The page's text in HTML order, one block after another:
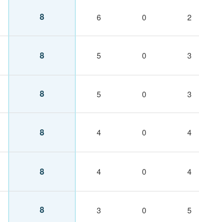
8 6 0 2
8 5 0 3
8 5 0 3
8 4 0 4
8 4 0 4
8 3 0 5